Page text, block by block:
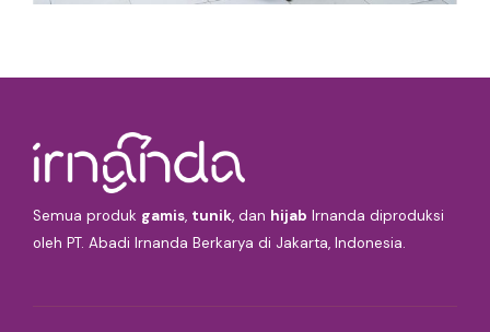
Semua produk gamis, tunik, dan hijab Irnanda diproduksi
oleh PT. Abadi Irnanda Berkarya di Jakarta, Indonesia.